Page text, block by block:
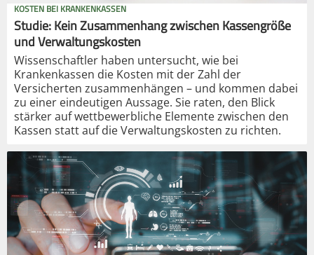
KOSTEN BEI KRANKENKASSEN
Studie: Kein Zusammenhang zwischen Kassengröße
und Verwaltungskosten
Wissenschaftler haben untersucht, wie bei
Krankenkassen die Kosten mit der Zahl der
Versicherten zusammenhängen – und kommen dabei
zu einer eindeutigen Aussage. Sie raten, den Blick
stärker auf wettbewerbliche Elemente zwischen den
Kassen statt auf die Verwaltungskosten zu richten.